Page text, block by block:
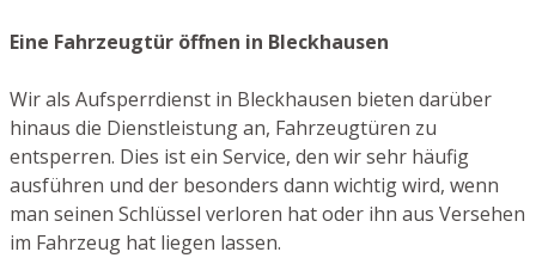
Eine Fahrzeugtür öffnen in Bleckhausen
Wir als Aufsperrdienst in Bleckhausen bieten darüber
hinaus die Dienstleistung an, Fahrzeugtüren zu
entsperren. Dies ist ein Service, den wir sehr häufig
ausführen und der besonders dann wichtig wird, wenn
man seinen Schlüssel verloren hat oder ihn aus Versehen
im Fahrzeug hat liegen lassen.